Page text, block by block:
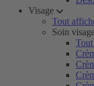
Visage
Tout
Soin